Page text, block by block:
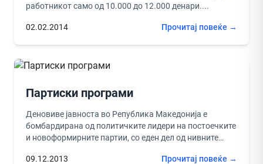
работникот само од 10.000 до 12.000 денари....
02.02.2014 Прочитај повеќе →
Партиски програми
Деновиве јавноста во Република Македонија е
бомбардирана од политичките лидери на постоечките
и новоформирните партии, со еден дел од нивните
09.12.2013
Прочитај повеќе →